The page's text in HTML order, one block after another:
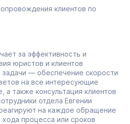
клиентов по
за эффективность и
юристов и клиентов
— обеспечение скорости
на все интересующие
а также консультация клиентов
отдела Евгении
на каждое обращение
процесса или сроков